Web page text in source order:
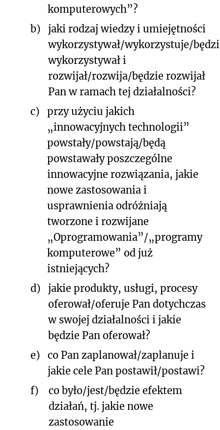
komputerowych”?
b)
jaki rodzaj wiedzy i umiejętności
wykorzystywał/wykorzystuje/
wykorzystywał i
rozwijał/rozwija/będzie rozwijał
Pan w ramach tej działalności?
c)
przy użyciu jakich
„innowacyjnych technologii”
powstały/powstają/będą
powstawały poszczególne
innowacyjne rozwiązania, jakie
nowe zastosowania i
usprawnienia odróżniają
tworzone i rozwijane
„Oprogramowania”/„programy
komputerowe” od już
istniejących?
d)
jakie produkty, usługi, procesy
oferował/oferuje Pan dotychczas
w swojej działalności i jakie
będzie Pan oferował?
e)
co Pan zaplanował/zaplanuje i
jakie cele Pan postawił/postawi?
f)
co było/jest/będzie efektem
działań, tj. jakie nowe
zastosowanie